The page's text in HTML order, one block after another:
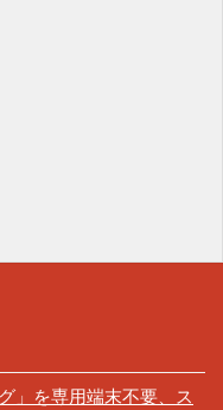
」を専用端末不要、ス